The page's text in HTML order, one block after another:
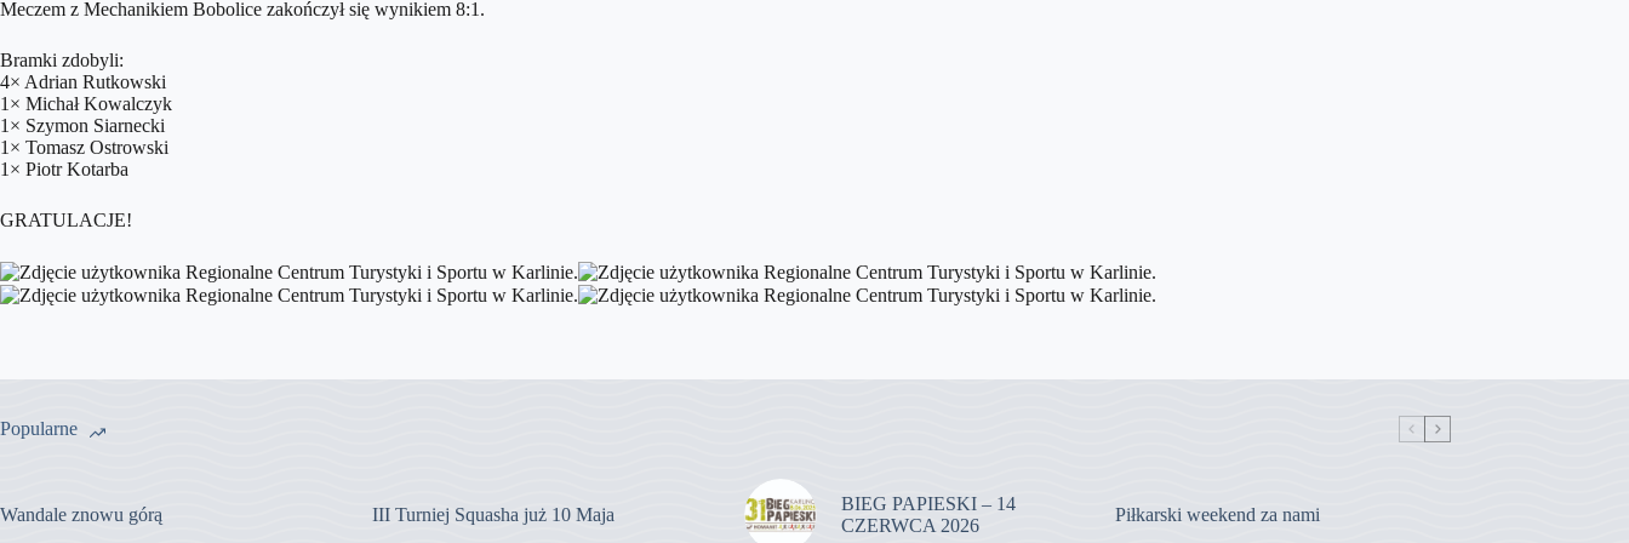
Meczem z Mechanikiem Bobolice zakończył się wynikiem 8:1.
Bramki zdobyli:
4× Adrian Rutkowski
1× Michał Kowalczyk
1× Szymon Siarnecki
1× Tomasz Ostrowski
1× Piotr Kotarba
GRATULACJE!
Popularne
Wandale znowu górą III Turniej Squasha już 10 Maja
BIEG PAPIESKI – 14
CZERWCA 2026
Piłkarski weekend za nami